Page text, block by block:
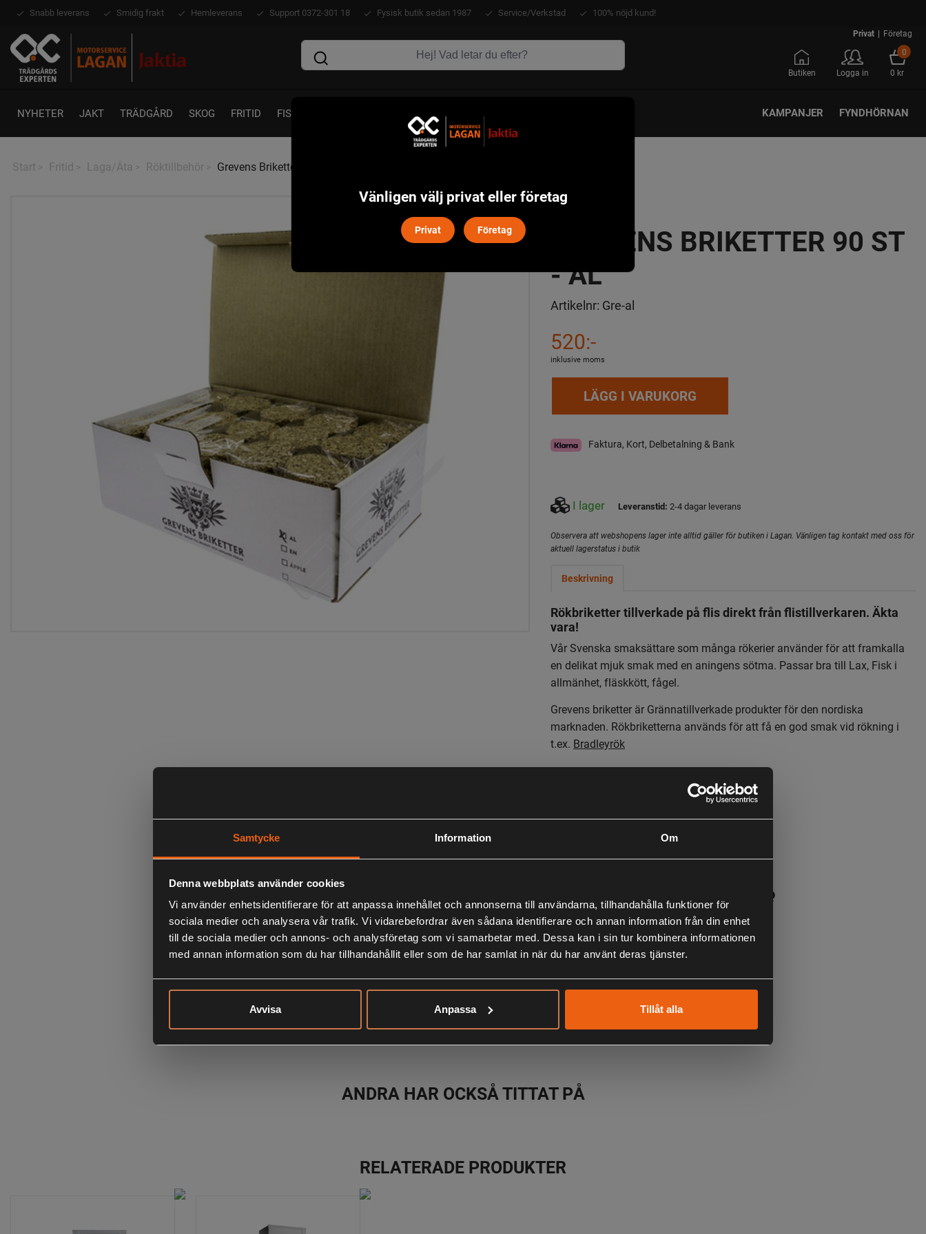
Samtycke Information Om
Denna webbplats använder cookies
Vi använder enhetsidentifierare för att anpassa innehållet och annonserna till användarna, tillhandahålla funktioner för
sociala medier och analysera vår trafik. Vi vidarebefordrar även sådana identifierare och annan information från din enhet
till de sociala medier och annons- och analysföretag som vi samarbetar med. Dessa kan i sin tur kombinera informationen
med annan information som du har tillhandahållit eller som de har samlat in när du har använt deras tjänster.
Avvisa Anpassa Tillåt alla
Snabb leverans Smidig frakt Hemleverans Support 0372-301 18 Fysisk butik sedan 1987 Service/Verkstad 100% nöjd kund!
Privat | Företag
Butiken Logga in
0
0 kr
NYHETER JAKT TRÄDGÅRD SKOG FRITID FISKE KAMPANJER FYNDHÖRNAN
Start > Fritid > Laga/Äta > Röktillbehör > Grevens Briketter 90 st - AL
GREVENS BRIKETTER 90 ST
- AL
Artikelnr: Gre-al
520:-
inklusive moms
LÄGG I VARUKORG
Faktura, Kort, Delbetalning & Bank
I lager Leveranstid: 2-4 dagar leverans
Observera att webshopens lager inte alltid gäller för butiken i Lagan. Vänligen tag kontakt med oss för
aktuell lagerstatus i butik
Beskrivning
Rökbriketter tillverkade på flis direkt från flistillverkaren. Äkta
vara!
Vår Svenska smaksättare som många rökerier använder för att framkalla
en delikat mjuk smak med en aningens sötma. Passar bra till Lax, Fisk i
allmänhet, fläskkött, fågel.
Grevens briketter är Grännatillverkade produkter för den nordiska
marknaden. Rökbriketterna används för att få en god smak vid rökning i
t.ex. Bradleyrök
LIKNANDE PRODUKTER
KÖPS OFTA TILLSAMMANS
ANDRA HAR OCKSÅ TITTAT PÅ
RELATERADE PRODUKTER
Vänligen välj privat eller företag
Privat Företag